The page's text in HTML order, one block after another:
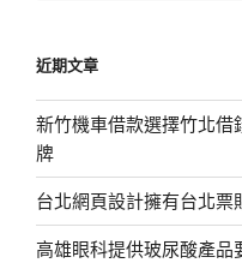
字:
近期文章
新竹機車借款選擇竹北借
牌
台北網頁設計擁有台北
高雄眼科提供玻尿酸產